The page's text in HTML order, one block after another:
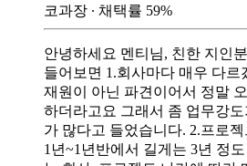
코과장 ∙ 채택률 59%
안녕하세요 멘티님, 친한 지인
들어보면 1.회사마다 매우 다르
재원이 아닌 파견이어서 정말
하더라고요 그래서 좀 업무강
가 많다고 들었습니다. 2.프로
1년~1년반에서 길게는 3년 정